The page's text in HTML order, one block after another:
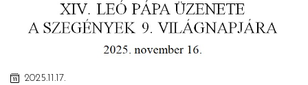
2025.11.17.